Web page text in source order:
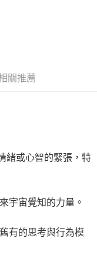
關推薦
緒或心智的緊張，特
宇宙覺知的力量。
有的思考與行為模